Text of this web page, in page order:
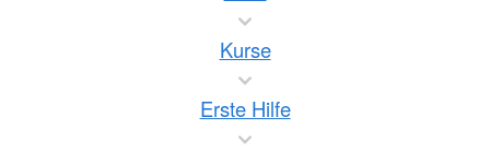
Kurse
Erste Hilfe